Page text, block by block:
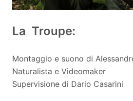
La Troupe:
Montaggio e suono di
Naturalista e Videomaker
Supervisione di Dario Casarini